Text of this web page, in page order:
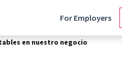
For Employers
en nuestro negocio